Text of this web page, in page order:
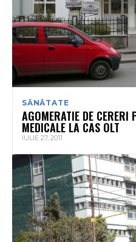
SĂNĂTATE
AGOMERATIE DE CERERI
MEDICALE LA CAS OLT
IULIE 27, 2011